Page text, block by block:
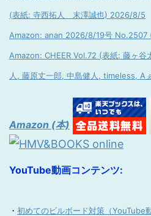
(表紙: 寺西拓人 末澤誠也) 2026/8/5
Amazon: anan 2026/8/19号 No.2507
Amazon: CHEER Vol.72 (表紙: 藤ヶ
人, 藤原丈一郎, 中島健人, timeless,
Amazon (本)
YouTube動画コンテンツ:
・ 初めてのビルボード対策（YouTube